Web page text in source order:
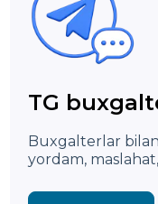
TG
Buxgalterlar
yordam,